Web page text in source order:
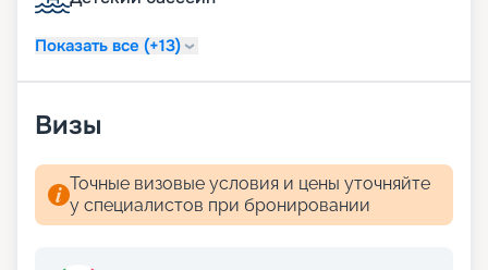
путевку на навигацию 2026 - 2027 г. не выходя из
дома. Для того чтобы воспользоваться нашими
менеджерами.
Показать все (+13)
Визы
Точные визовые условия и цены уточняйте
у специалистов при бронировании